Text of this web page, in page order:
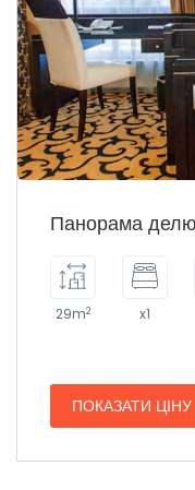
Панорама
29m2 x1
ПОКАЗАТИ ЦІНУ